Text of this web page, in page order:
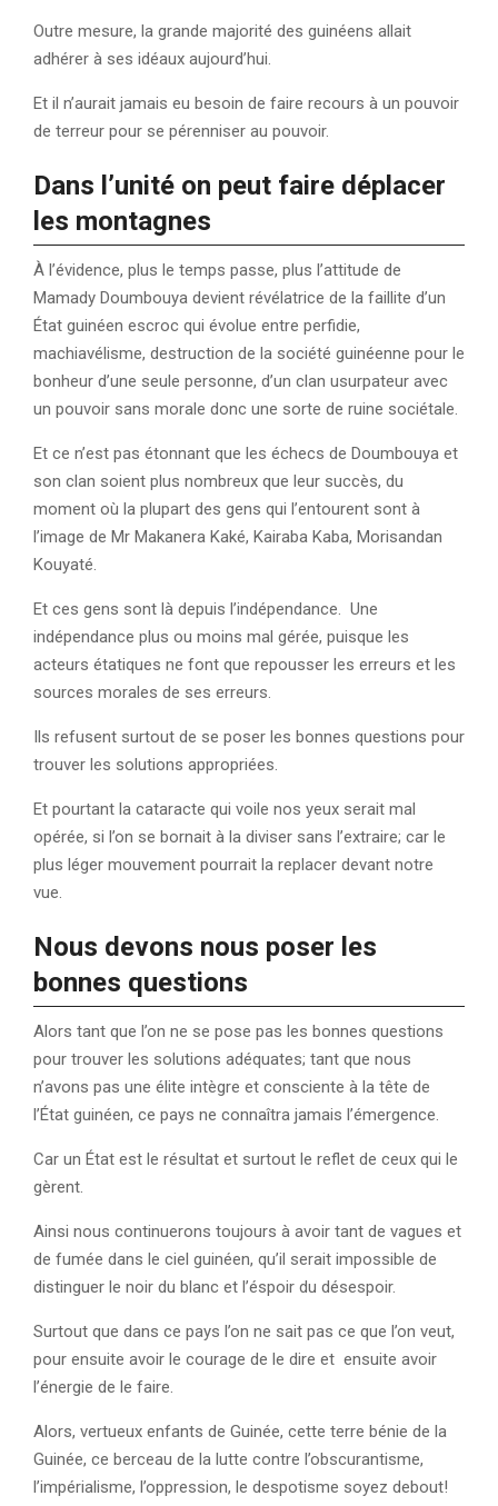
Outre mesure, la grande majorité des guinéens allait
adhérer à ses idéaux aujourd’hui.
Et il n’aurait jamais eu besoin de faire recours à un pouvoir
de terreur pour se pérenniser au pouvoir.
Dans l’unité on peut faire déplacer
les montagnes
À l’évidence, plus le temps passe, plus l’attitude de
Mamady Doumbouya devient révélatrice de la faillite d’un
État guinéen escroc qui évolue entre perfidie,
machiavélisme, destruction de la société guinéenne pour le
bonheur d’une seule personne, d’un clan usurpateur avec
un pouvoir sans morale donc une sorte de ruine sociétale.
Et ce n’est pas étonnant que les échecs de Doumbouya et
son clan soient plus nombreux que leur succès, du
moment où la plupart des gens qui l’entourent sont à
l’image de Mr Makanera Kaké, Kairaba Kaba, Morisandan
Kouyaté.
Et ces gens sont là depuis l’indépendance. Une
indépendance plus ou moins mal gérée, puisque les
acteurs étatiques ne font que repousser les erreurs et les
sources morales de ses erreurs.
Ils refusent surtout de se poser les bonnes questions pour
trouver les solutions appropriées.
Et pourtant la cataracte qui voile nos yeux serait mal
opérée, si l’on se bornait à la diviser sans l’extraire; car le
plus léger mouvement pourrait la replacer devant notre
vue.
Nous devons nous poser les
bonnes questions
Alors tant que l’on ne se pose pas les bonnes questions
pour trouver les solutions adéquates; tant que nous
n’avons pas une élite intègre et consciente à la tête de
l’État guinéen, ce pays ne connaîtra jamais l’émergence.
Car un État est le résultat et surtout le reflet de ceux qui le
gèrent.
Ainsi nous continuerons toujours à avoir tant de vagues et
de fumée dans le ciel guinéen, qu’il serait impossible de
distinguer le noir du blanc et l’éspoir du désespoir.
Surtout que dans ce pays l’on ne sait pas ce que l’on veut,
pour ensuite avoir le courage de le dire et ensuite avoir
l’énergie de le faire.
Alors, vertueux enfants de Guinée, cette terre bénie de la
Guinée, ce berceau de la lutte contre l’obscurantisme,
l’impérialisme, l’oppression, le despotisme soyez debout!